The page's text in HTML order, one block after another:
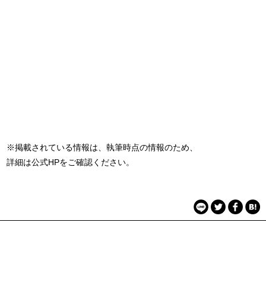
※掲載されている情報は、執筆時点の情報のため、
詳細は公式HPをご確認ください。